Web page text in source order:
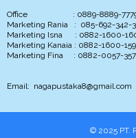
Office : 0889-8889-
Marketing Rania : 085-692-342-
Marketing Isna : 0882-1600-
Marketing Kanaia : 0882-1600-
Marketing Fina : 0882-0057-
Email: nagapustaka8@gmail.com
© 2025 PT.